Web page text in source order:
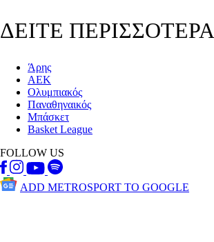
ΔΕΙΤΕ ΠΕΡΙΣΣΟΤΕΡΑ
Άρης
ΑΕΚ
Ολυμπιακός
Παναθηναικός
Μπάσκετ
Basket League
FOLLOW US
ADD METROSPORT TO GOOGLE